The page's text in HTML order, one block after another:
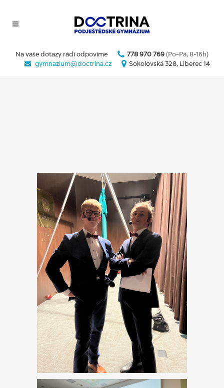
Na vaše dotazy rádi odpovíme 778 970 769 (Po-Pá, 8-16h)
gymnazium@doctrina.cz
Sokolovská 328, Liberec 14